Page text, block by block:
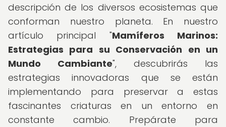
descripción de los diversos ecosistemas que
conforman nuestro planeta. En nuestro
artículo principal "Mamíferos Marinos:
Estrategias para su Conservación en un
Mundo Cambiante", descubrirás las
estrategias innovadoras que se están
implementando para preservar a estas
fascinantes criaturas en un entorno en
constante cambio. Prepárate para